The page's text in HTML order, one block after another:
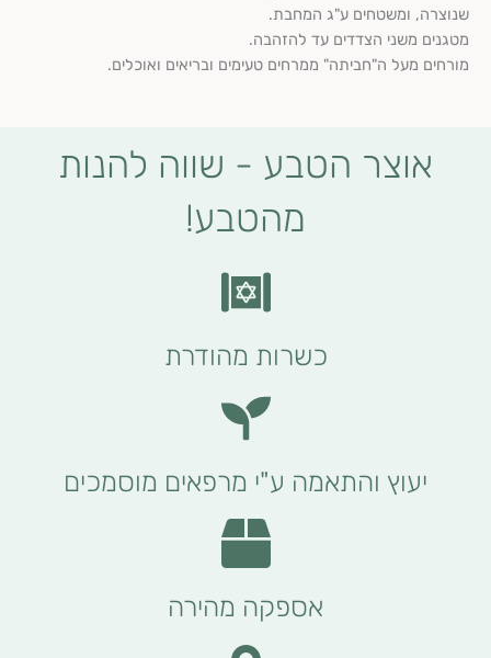
שנוצרה, ומשטחים ע"ג המחבת.
מטגנים משני הצדדים עד להזהבה.
מורחים מעל ה"חביתה" ממרחים טעימים ובריאים ואוכלים.
אוצר הטבע - שווה להנות
מהטבע!
כשרות מהודרת
יעוץ והתאמה ע"י מרפאים מוסמכים
אספקה מהירה